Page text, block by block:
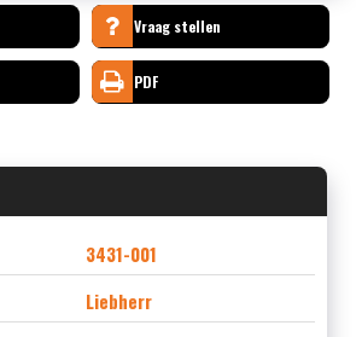
Vraag stellen
PDF
3431-001
Liebherr